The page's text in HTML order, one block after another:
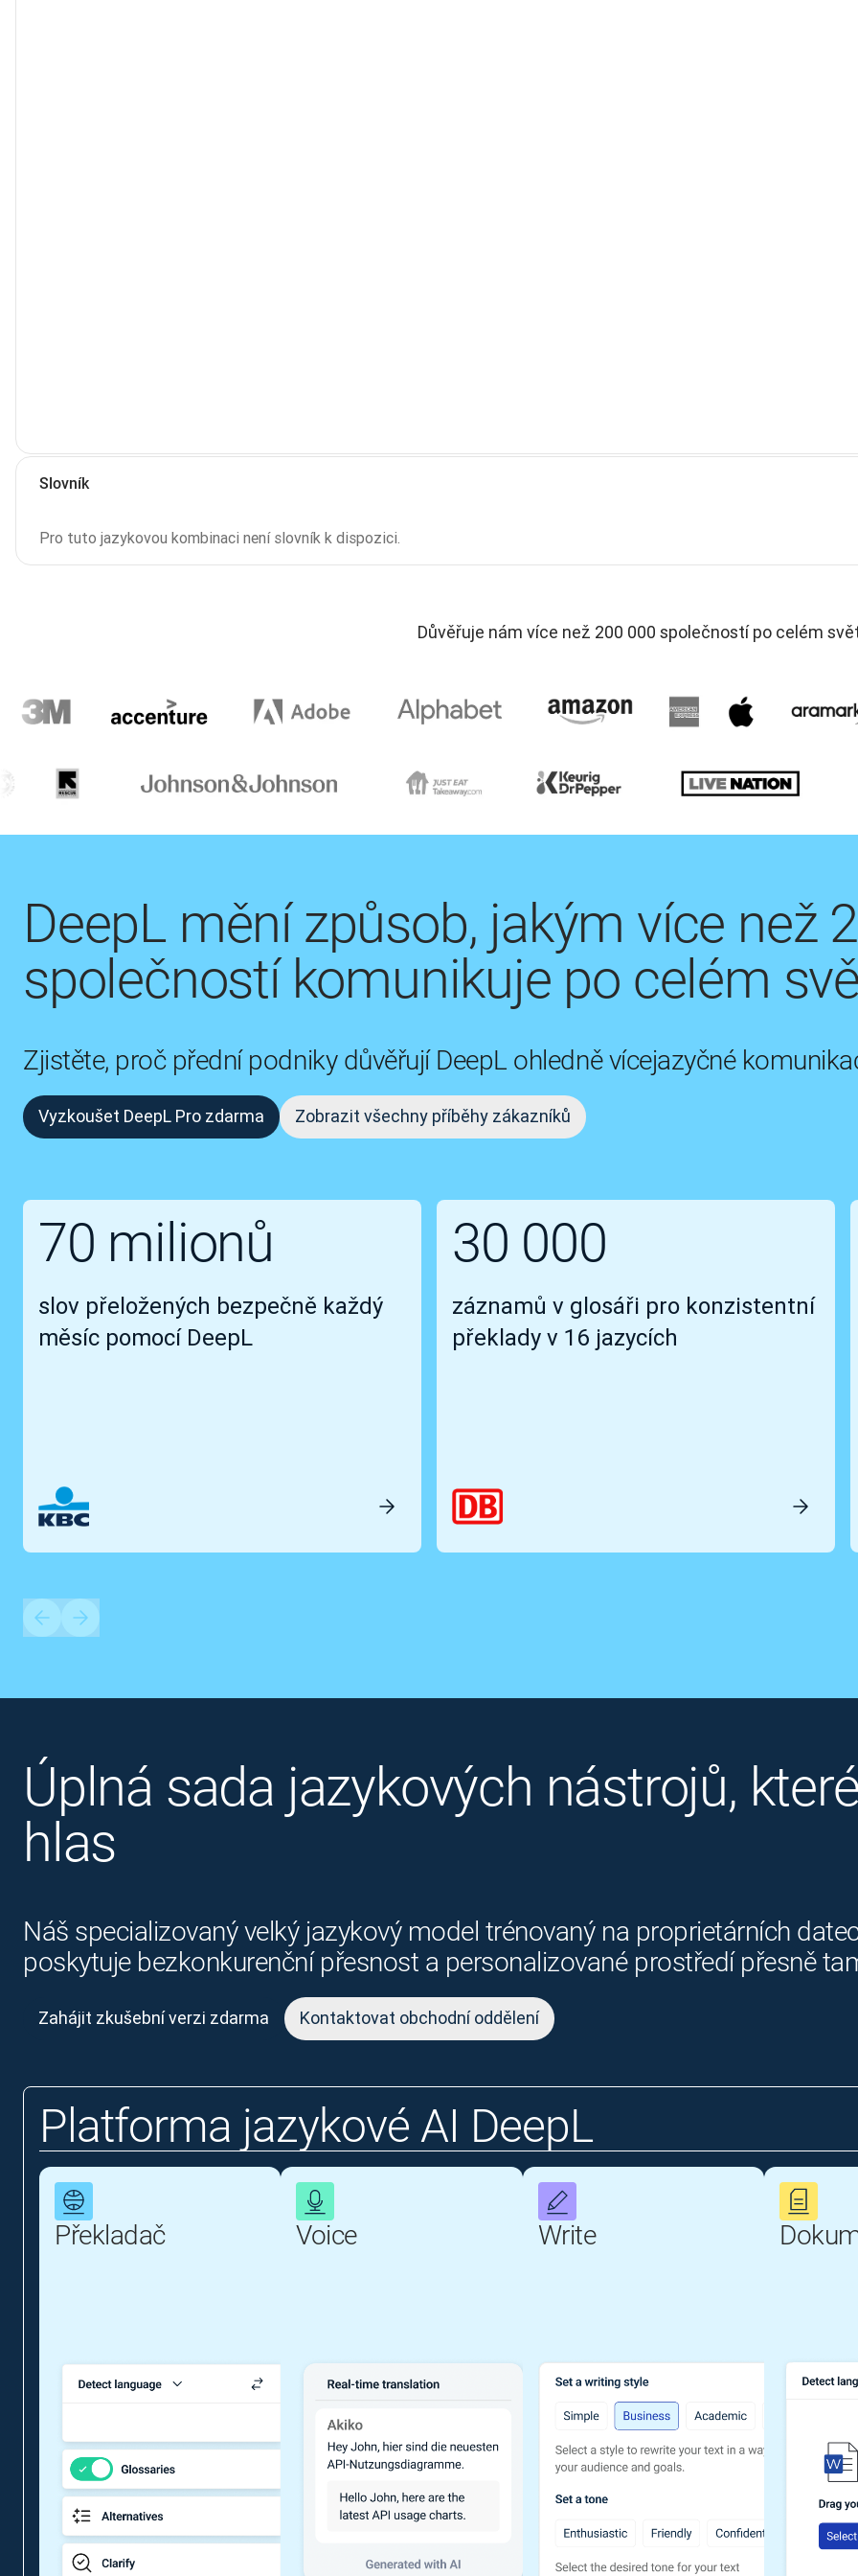
Slovník
Pro tuto jazykovou kombinaci není slovník k dispozici.
Důvěřuje nám více než 200 000 společností po celém
DeepL mění způsob, jakým více než
společností komunikuje po celém
Zjistěte, proč přední podniky důvěřují DeepL ohledně vícejazyčné
Vyzkoušet DeepL Pro zdarma Zobrazit všechny příběhy zákazníků
70 milionů
slov přeložených bezpečně každý
měsíc pomocí DeepL
30 000
záznamů v glosáři pro konzistentní
překlady v 16 jazycích
Úplná sada jazykových nástrojů,
hlas
Náš specializovaný velký jazykový model trénovaný na proprietárních
poskytuje bezkonkurenční přesnost a personalizované prostředí přesně
Zahájit zkušební verzi zdarma Kontaktovat obchodní oddělení
Platforma jazykové AI DeepL
Překladač Voice Write